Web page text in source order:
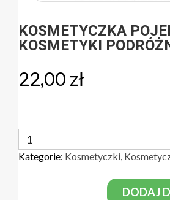
KOSMETYCZKA
KOSMETYKI
22,00 zł
ilość
Kosmetyczka
pojemna
Kategorie: Kosmetyczki,
DODAJ